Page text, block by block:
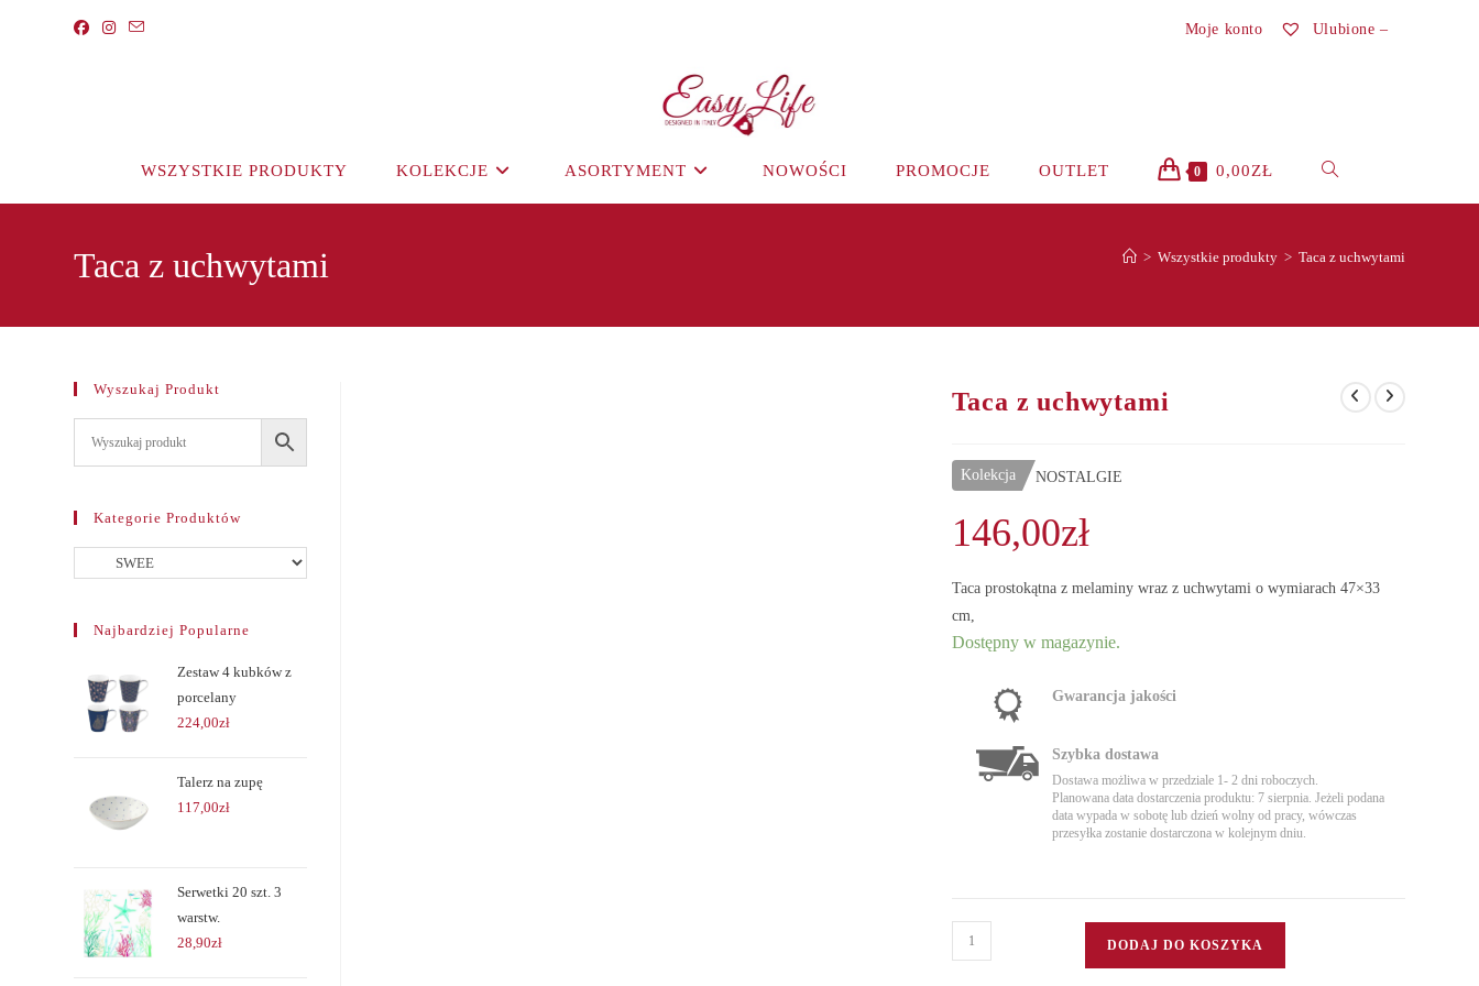
Moje konto Ulubione –
WSZYSTKIE PRODUKTY KOLEKCJE ASORTYMENT NOWOŚCI PROMOCJE OUTLET 0 0,00ZŁ TOGGLE
Taca z uchwytami > Wszystkie produkty > Taca z uchwytami
Taca z uchwytami
Kolekcja NOSTALGIE
146,00zł
Taca prostokątna z melaminy wraz z uchwytami o wymiarach 47×33
cm,
Dostępny w magazynie.
Gwarancja jakości
Szybka dostawa
Dostawa możliwa w przedziale 1- 2 dni roboczych.
Planowana data dostarczenia produktu: 7 sierpnia. Jeżeli podana
data wypada w sobotę lub dzień wolny od pracy, wówczas
przesyłka zostanie dostarczona w kolejnym dniu.
ilość
Taca
DODAJ DO KOSZYKA
Wyszukaj Produkt
Kategorie Produktów
Najbardziej Popularne
Zestaw 4 kubków z
porcelany
224,00zł
Talerz na zupę
117,00zł
Serwetki 20 szt. 3
warstw.
28,90zł